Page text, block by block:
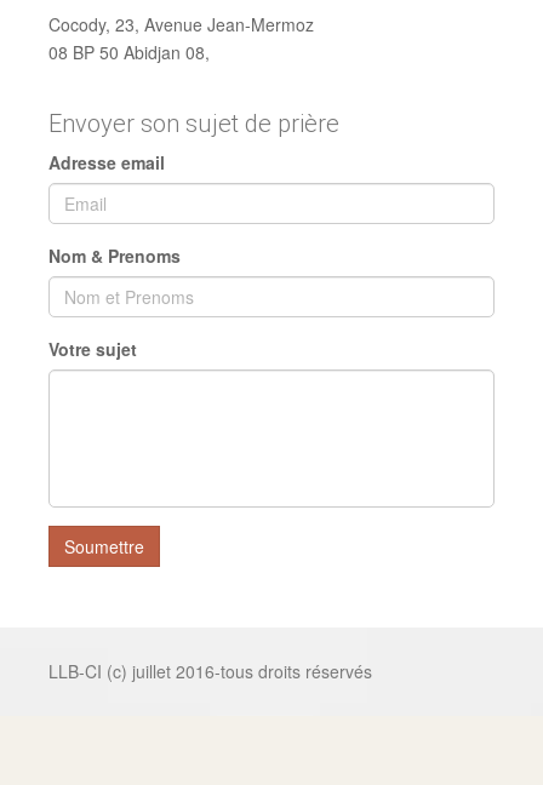
Cocody, 23, Avenue Jean-Mermoz
08 BP 50 Abidjan 08,
Envoyer son sujet de prière
Adresse email
Nom & Prenoms
Votre sujet
Soumettre
LLB-CI (c) juillet 2016-tous droits réservés